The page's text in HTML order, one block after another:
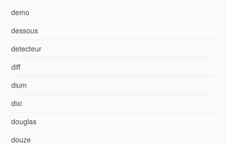
demo
dessous
detecteur
diff
dium
dixi
douglas
douze